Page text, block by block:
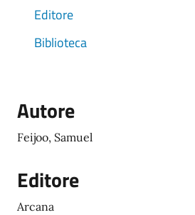
Editore
Biblioteca
Autore
Feijoo, Samuel
Editore
Arcana